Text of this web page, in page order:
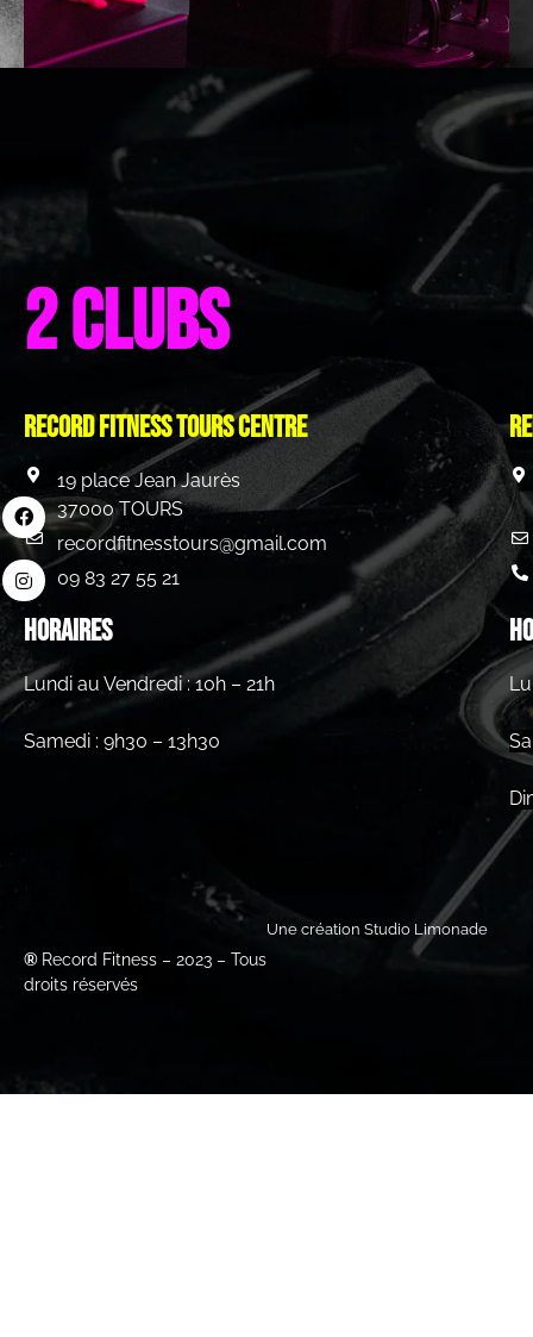
2 clubs
Record Fitness Tours centre
19 place Jean Jaurès
37000 TOURS
recordfitnesstours@gmail.com
09 83 27 55 21
HORAIRES
Lundi au Vendredi : 10h – 21h
Samedi : 9h30 – 13h30
® Record Fitness – 2023 – Tous
droits réservés
Une création Studio Limonade